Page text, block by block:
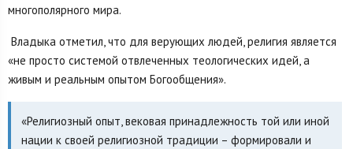
многополярного мира.
Владыка отметил, что для верующих людей, религия является
«не просто системой отвлеченных теологических идей, а
живым и реальным опытом Богообщения».
«Религиозный опыт, вековая принадлежность той или иной
нации к своей религиозной традиции – формировали и